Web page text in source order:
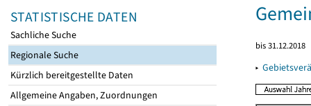
STATISTISCHE DATEN
Sachliche Suche
Regionale Suche
Kürzlich bereitgestellte Daten
Allgemeine Angaben, Zuordnungen
bis 31.12.2018
▸